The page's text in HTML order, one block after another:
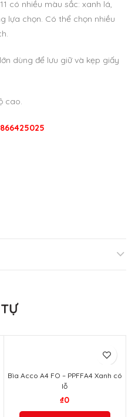
có nhiều màu sắc: xanh lá,
lựa chọn. Có thể chọn nhiều
dùng để lưu giữ và kẹp giấy
cao.
Bìa Acco A4 FO – PPFFA4 Xanh có
lỗ
₫0